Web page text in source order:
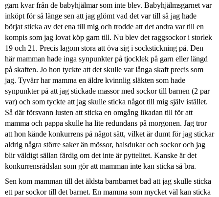
garn kvar från de babyhjälmar som inte blev. Babyhjälmsgarnet var
inköpt för så länge sen att jag glömt vad det var till så jag hade
börjat sticka av det ena till mig och trodde att det andra var till en
kompis som jag lovat köp garn till. Nu blev det raggsockor i storlek
19 och 21. Precis lagom stora att öva sig i sockstickning på. Den
här mamman hade inga synpunkter på tjocklek på garn eller längd
på skaften. Jo hon tyckte att det skulle var långa skaft precis som
jag. Tyvärr har mamma en äldre kvinnlig släkten som hade
synpunkter på att jag stickade massor med sockor till barnen (2 par
var) och som tyckte att jag skulle sticka något till mig själv istället.
Så där försvann lusten att sticka en omgång likadan till för att
mamma och pappa skulle ha lite redundans på morgonen. Jag tror
att hon kände konkurrens på något sätt, vilket är dumt för jag stickar
aldrig några större saker än mössor, halsdukar och sockor och jag
blir väldigt sällan färdig om det inte är pyttelitet. Kanske är det
konkurrensrädslan som gör att mamman inte kan sticka så bra.
Sen kom mamman till det äldsta barnbarnet bad att jag skulle sticka
ett par sockor till det barnet. En mamma som mycket väl kan sticka